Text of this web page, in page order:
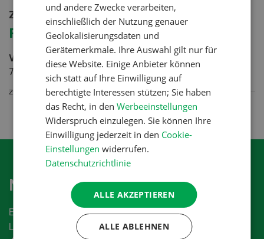
zu verkaufen
Räder
Vorderräder 420/70 R24, passend zu Fendt 312, ca.
70 %, Fr. 200
ZUR ANZEIGE
Newsletter abonnieren
Erhalten Sie die aktuellen News aus der
Landwirtschaftsbranche.
und andere Zwecke verarbeiten,
einschließlich der Nutzung genauer
Geolokalisierungsdaten und
Gerätemerkmale. Ihre Auswahl gilt nur für
diese Website. Einige Anbieter können
sich statt auf Ihre Einwilligung auf
berechtigte Interessen stützen; Sie haben
das Recht, in denWerbeeinstellungen
Widerspruch einzulegen. Sie können Ihre
Einwilligung jederzeit in den Cookie-
Einstellungen widerrufen.
Datenschutzrichtlinie
ALLE AKZEPTIEREN
ALLE ABLEHNEN